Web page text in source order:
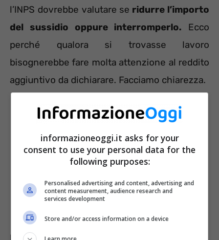
l’INPS dovrebbe valutare se ridurre l’importo
del sussidio oppure interromperlo. Ecco
perché qualora si trovasse lavoro
bisognerebbe fare molta attenzione al reddito
aggiuntivo da dichiarare. Facciamo chiarezza.
informazioneoggi.it asks for your
consent to use your personal data for the
following purposes:
Personalised advertising and content, advertising and
content measurement, audience research and
services development
Store and/or access information on a device